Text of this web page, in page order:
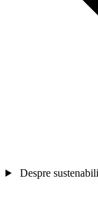
Despre